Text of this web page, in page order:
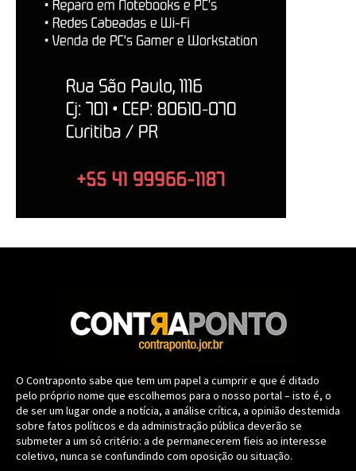
O Contraponto sabe que tem um papel a cumprir e que é ditado
pelo próprio nome que escolhemos para o nosso portal – isto é, o
de ser um lugar onde a notícia, a análise crítica, a opinião destemida
sobre fatos políticos e da administração pública deverão se
submeter a um só critério: a de permanecerem fieis ao interesse
coletivo, nunca se confundindo com oposição ou situação.